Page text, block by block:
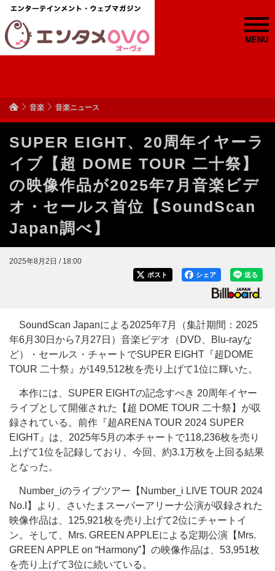
MENU
音楽 音楽ニュース
SUPER EIGHT、20周年イヤーラ
イブ【超 DOME TOUR 二十祭】
の映像作品が2025年7月音楽ビデ
オ・セールス首位【SoundScan
Japan調べ】
2025年8月2日 / 18:00
送る
シェア
ポスト
SoundScan Japanによる2025年7月（集計期間：2025
年6月30日から7月27日）音楽ビデオ（DVD、Blu-rayな
ど）・セールス・チャートでSUPER EIGHT『超DOME
TOUR 二十祭』が149,512枚を売り上げて1位に輝いた。
本作には、SUPER EIGHTの記念すべき 20周年イヤー
ライブとして開催された【超 DOME TOUR 二十祭】が収
録されている。前作『超ARENA TOUR 2024 SUPER
EIGHT』は、2025年5月の本チャートで118,236枚を売り
上げて1位を記録しており、今回、約3.1万枚を上回る結果
となった。
Number_iのライブツアー【Number_i LIVE TOUR 2024
No.I】より、さいたまスーパーアリーナ公演が収録された
映像作品は、125,921枚を売り上げて2位にチャートイ
ン。そして、Mrs. GREEN APPLEによる定期公演【Mrs.
GREEN APPLE on “Harmony”】の映像作品は、53,951枚
を売り上げて3位に続いている。